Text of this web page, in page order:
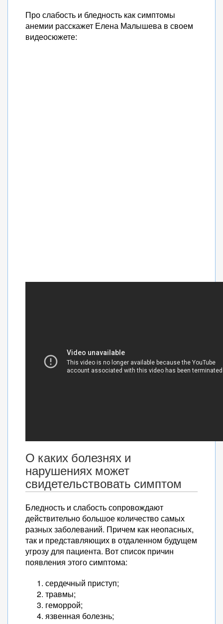
Про слабость и бледность как симптомы
анемии расскажет Елена Малышева в своем
видеосюжете:
О каких болезнях и
нарушениях может
свидетельствовать симптом
Бледность и слабость сопровождают
действительно большое количество самых
разных заболеваний. Причем как неопасных,
так и представляющих в отдаленном будущем
угрозу для пациента. Вот список причин
появления этого симптома:
сердечный приступ;
травмы;
геморрой;
язвенная болезнь;